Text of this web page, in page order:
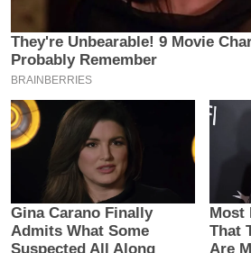
2
6
क्रा
म
ई
प
र